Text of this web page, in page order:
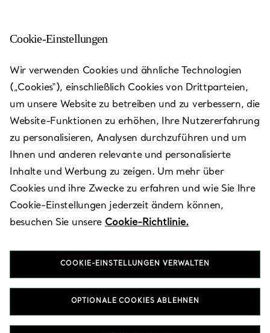
London - Old Bond Street
Heute bis 19:00 geöffnet
VEREINBAREN SIE EINEN TERMIN
Verfügbare Leistungen
0800 160 1837
Besuchen Sie uns
Cookie-Einstellungen
Wir verwenden Cookies und ähnliche Technologien
(„Cookies“), einschließlich Cookies von Drittparteien,
um unsere Website zu betreiben und zu verbessern, die
Website-Funktionen zu erhöhen, Ihre Nutzererfahrung
zu personalisieren, Analysen durchzuführen und um
Ihnen und anderen relevante und personalisierte
Inhalte und Werbung zu zeigen. Um mehr über
Cookies und ihre Zwecke zu erfahren und wie Sie Ihre
Cookie-Einstellungen jederzeit ändern können,
besuchen Sie unsere Cookie-Richtlinie.
COOKIE-EINSTELLUNGEN VERWALTEN
OPTIONALE COOKIES ABLEHNEN